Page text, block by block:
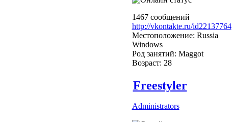
1467 сообщений
http://vkontakte.ru/id22137764
Местоположение: Russia
Windows
Род занятий: Maggot
Возраст: 28
Freestyler
Administrators